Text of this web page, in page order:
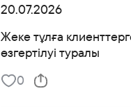
20.07.2026
Жеке тұлға
өзгертілуі туралы
0